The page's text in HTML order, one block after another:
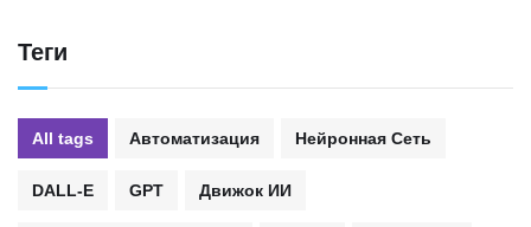
Теги
All tags Автоматизация Нейронная Сеть
DALL-E GPT Движок ИИ